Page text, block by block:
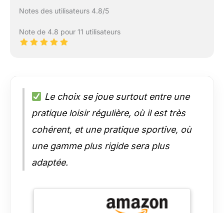
Notes des utilisateurs 4.8/5
Note de 4.8 pour 11 utilisateurs
Le choix se joue surtout entre une
pratique loisir régulière, où il est très
cohérent, et une pratique sportive, où
une gamme plus rigide sera plus
adaptée.